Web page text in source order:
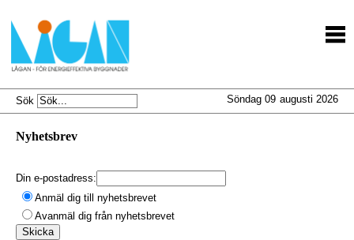
augusti 2026
Söndag 09
Sök
Nyhetsbrev
Din e-postadress:
Anmäl dig till nyhetsbrevet
Avanmäl dig från nyhetsbrevet